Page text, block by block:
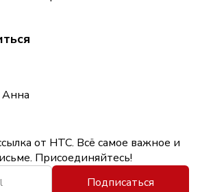
Анна
от НТС. Всё самое важное и
Присоединяйтесь!
Подписаться